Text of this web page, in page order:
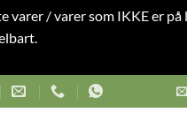
/ varer som IKKE er